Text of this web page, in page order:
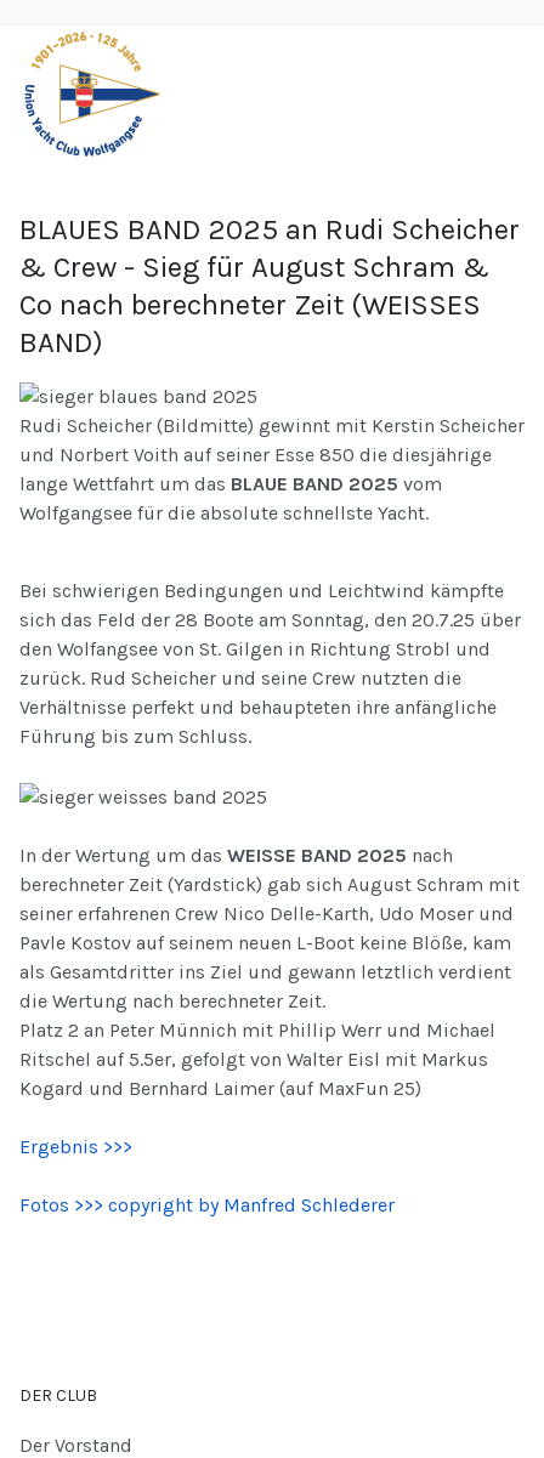
BLAUES BAND 2025 an Rudi Scheicher
& Crew - Sieg für August Schram &
Co nach berechneter Zeit (WEISSES
BAND)
Rudi Scheicher (Bildmitte) gewinnt mit Kerstin Scheicher
und Norbert Voith auf seiner Esse 850 die diesjährige
lange Wettfahrt um das BLAUE BAND 2025 vom
Wolfgangsee für die absolute schnellste Yacht.
Bei schwierigen Bedingungen und Leichtwind kämpfte
sich das Feld der 28 Boote am Sonntag, den 20.7.25 über
den Wolfangsee von St. Gilgen in Richtung Strobl und
zurück. Rud Scheicher und seine Crew nutzten die
Verhältnisse perfekt und behaupteten ihre anfängliche
Führung bis zum Schluss.
In der Wertung um das WEISSE BAND 2025 nach
berechneter Zeit (Yardstick) gab sich August Schram mit
seiner erfahrenen Crew Nico Delle-Karth, Udo Moser und
Pavle Kostov auf seinem neuen L-Boot keine Blöße, kam
als Gesamtdritter ins Ziel und gewann letztlich verdient
die Wertung nach berechneter Zeit.
Platz 2 an Peter Münnich mit Phillip Werr und Michael
Ritschel auf 5.5er, gefolgt von Walter Eisl mit Markus
Kogard und Bernhard Laimer (auf MaxFun 25)
Ergebnis >>>
Fotos >>> copyright by Manfred Schlederer
DER CLUB
Der Vorstand